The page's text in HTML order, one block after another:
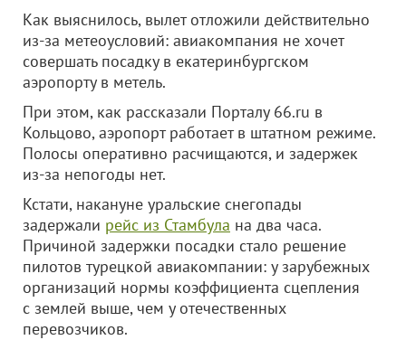
Как выяснилось, вылет отложили действительно
из-за метеоусловий: авиакомпания не хочет
совершать посадку в екатеринбургском
аэропорту в метель.
При этом, как рассказали Порталу 66.ru в
Кольцово, аэропорт работает в штатном режиме.
Полосы оперативно расчищаются, и задержек
из-за непогоды нет.
Кстати, накануне уральские снегопады
задержали рейс из Стамбула на два часа.
Причиной задержки посадки стало решение
пилотов турецкой авиакомпании: у зарубежных
организаций нормы коэффициента сцепления
с землей выше, чем у отечественных
перевозчиков.